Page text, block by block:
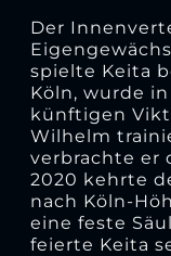
Der
spielte Keita
Köln, wurde
künftigen
Wilhelm
verbrachte er
2020 kehrte
nach Köln-
eine feste
feierte Keita